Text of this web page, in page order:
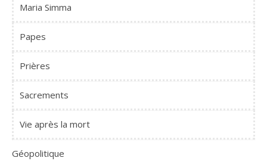
Maria Simma
Papes
Prières
Sacrements
Vie après la mort
Géopolitique